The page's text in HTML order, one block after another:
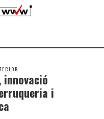
innovació
i